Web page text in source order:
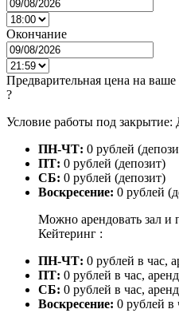
Окончание
Предварительная цена на
?
Условие работы под закрытие:
ПН-ЧТ: 0 рублей
ПТ: 0 рублей (депозит)
СБ: 0 рублей (депозит)
Воскресение: 0 рублей
Можно арендовать зал и
Кейтеринг :
ПН-ЧТ: 0 рублей в час,
ПТ: 0 рублей в час,
СБ: 0 рублей в час,
Воскресение: 0 рублей в